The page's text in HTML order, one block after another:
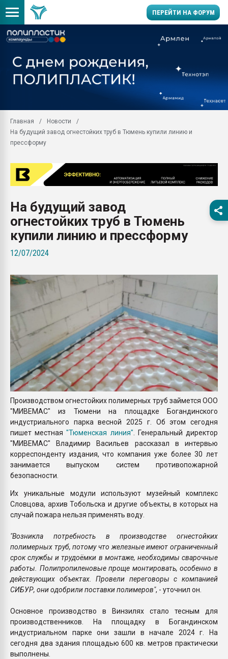
ПЕРЕЙТИ НА ФОРУМ
заводу пластмасс"
28.07.2026
первый план в
28.07.2026
ситуацией на
Всё, что касается
ПЕРЕЙТИ НА
Главная
Новости
На будущий завод огнестойких труб в Тюмень купили линию и
прессформу
На будущий завод
огнестойких труб в Тюмень
купили линию и прессформу
12/07/2024
Производством огнестойких полимерных труб займется ООО
"МИВЕМАС" из Тюмени на площадке Богандинского
индустриального парка весной 2025 г. Об этом сегодня
пишет местная"Тюменская линия". Генеральный директор
"МИВЕМАС" Владимир Васильев рассказал в интервью
корреспонденту издания, что компания уже более 30 лет
занимается выпуском систем противопожарной
безопасности.
Их уникальные модули используют музейный комплекс
Словцова, архив Тобольска и другие объекты, в которых на
случай пожара нельзя применять воду.
"Возникла потребность в производстве огнестойких
полимерных труб, потому что железные имеют ограниченный
срок службы и трудоёмки в монтаже, необходимы сварочные
работы. Полипропиленовые проще монтировать, особенно в
действующих объектах. Провели переговоры с компанией
СИБУР, они одобрили поставки полимеров", - уточнил он.
Основное производство в Винзилях стало тесным для
производственников. На площадку в Богандинском
индустриальном парке они зашли в начале 2024 г. На
сегодня два здания площадью 600 кв. метров практически
выполнены.